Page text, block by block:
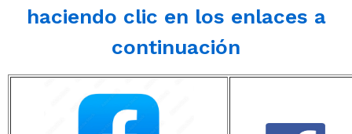
haciendo clic en los enlaces a
continuación